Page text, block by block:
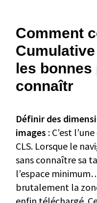
Comment
les
connaîtr
Définir des
images : C’est
CLS. Lorsque le
sans connaître sa
l’espace
brutalement la